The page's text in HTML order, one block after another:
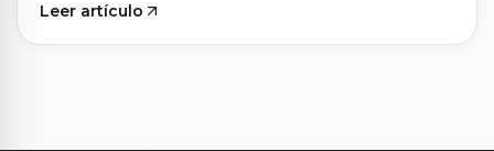
Leer artículo